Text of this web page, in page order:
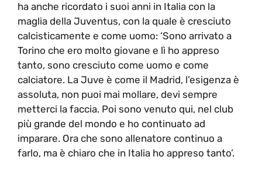
ha anche ricordato i suoi anni in Italia con la
maglia della Juventus, con la quale è cresciuto
calcisticamente e come uomo: ‘Sono arrivato a
Torino che ero molto giovane e lì ho appreso
tanto, sono cresciuto come uomo e come
calciatore. La Juve è come il Madrid, l’esigenza è
assoluta, non puoi mai mollare, devi sempre
metterci la faccia. Poi sono venuto qui, nel club
più grande del mondo e ho continuato ad
imparare. Ora che sono allenatore continuo a
farlo, ma è chiaro che in Italia ho appreso tanto’.